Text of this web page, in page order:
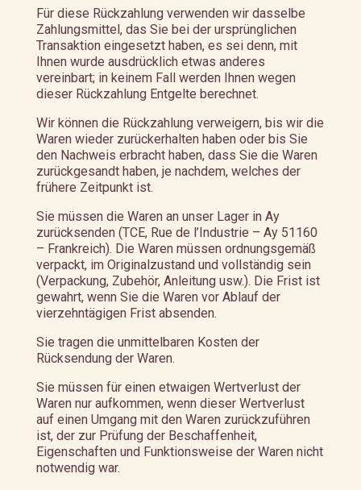
Für diese Rückzahlung verwenden wir dasselbe
Zahlungsmittel, das Sie bei der ursprünglichen
Transaktion eingesetzt haben, es sei denn, mit
Ihnen wurde ausdrücklich etwas anderes
vereinbart; in keinem Fall werden Ihnen wegen
dieser Rückzahlung Entgelte berechnet.
Wir können die Rückzahlung verweigern, bis wir die
Waren wieder zurückerhalten haben oder bis Sie
den Nachweis erbracht haben, dass Sie die Waren
zurückgesandt haben, je nachdem, welches der
frühere Zeitpunkt ist.
Sie müssen die Waren an unser Lager in Ay
zurücksenden (TCE, Rue de l’Industrie – Ay 51160
– Frankreich). Die Waren müssen ordnungsgemäß
verpackt, im Originalzustand und vollständig sein
(Verpackung, Zubehör, Anleitung usw.). Die Frist ist
gewahrt, wenn Sie die Waren vor Ablauf der
vierzehntägigen Frist absenden.
Sie tragen die unmittelbaren Kosten der
Rücksendung der Waren.
Sie müssen für einen etwaigen Wertverlust der
Waren nur aufkommen, wenn dieser Wertverlust
auf einen Umgang mit den Waren zurückzuführen
ist, der zur Prüfung der Beschaffenheit,
Eigenschaften und Funktionsweise der Waren nicht
notwendig war.